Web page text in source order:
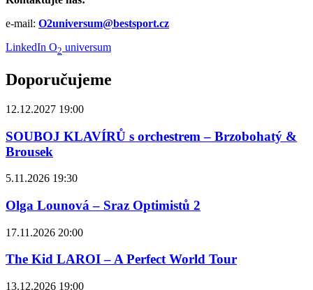
e-mail: O2universum@bestsport.cz
LinkedIn O2 universum
Doporučujeme
12.12.2027 19:00
SOUBOJ KLAVÍRŮ s orchestrem – Brzobohatý &
Brousek
5.11.2026 19:30
Olga Lounová – Sraz Optimistů 2
17.11.2026 20:00
The Kid LAROI – A Perfect World Tour
13.12.2026 19:00